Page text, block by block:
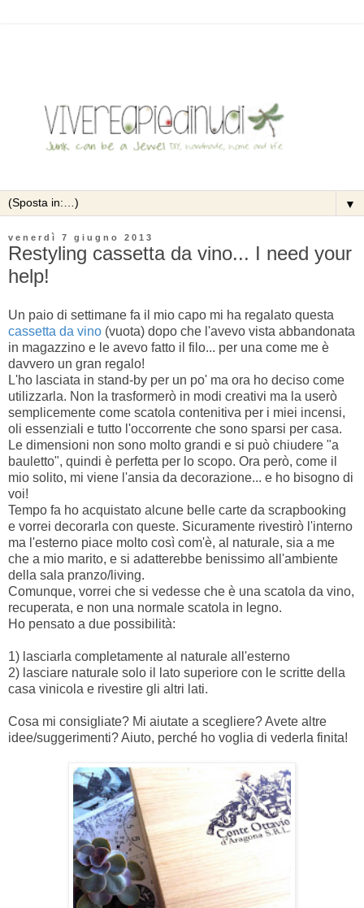
▼
venerdì 7 giugno 2013
Restyling cassetta da vino... I need your
help!
Un paio di settimane fa il mio capo mi ha regalato questa
cassetta da vino (vuota) dopo che l'avevo vista abbandonata
in magazzino e le avevo fatto il filo... per una come me è
davvero un gran regalo!
L'ho lasciata in stand-by per un po' ma ora ho deciso come
utilizzarla. Non la trasformerò in modi creativi ma la userò
semplicemente come scatola contenitiva per i miei incensi,
oli essenziali e tutto l'occorrente che sono sparsi per casa.
Le dimensioni non sono molto grandi e si può chiudere "a
bauletto", quindi è perfetta per lo scopo. Ora però, come il
mio solito, mi viene l'ansia da decorazione... e ho bisogno di
voi!
Tempo fa ho acquistato alcune belle carte da scrapbooking
e vorrei decorarla con queste. Sicuramente rivestirò l'interno
ma l'esterno piace molto così com'è, al naturale, sia a me
che a mio marito, e si adatterebbe benissimo all'ambiente
della sala pranzo/living.
Comunque, vorrei che si vedesse che è una scatola da vino,
recuperata, e non una normale scatola in legno.
Ho pensato a due possibilità:
1) lasciarla completamente al naturale all'esterno
2) lasciare naturale solo il lato superiore con le scritte della
casa vinicola e rivestire gli altri lati.
Cosa mi consigliate? Mi aiutate a scegliere? Avete altre
idee/suggerimenti? Aiuto, perché ho voglia di vederla finita!